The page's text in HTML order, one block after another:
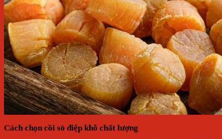
Cách chọn cồi sò điệp khô chất lượng